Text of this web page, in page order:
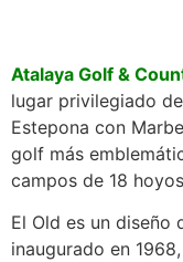
Atalaya Golf &
lugar privilegiado
Estepona con
golf más
campos de 18
El Old es un diseño
inaugurado en